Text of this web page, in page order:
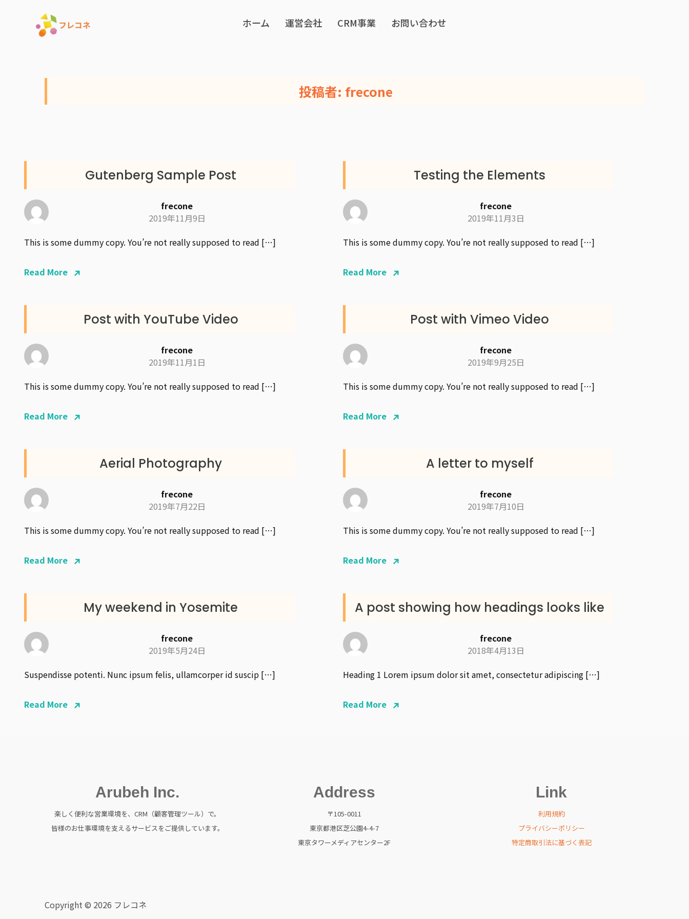
ホーム 運営会社 CRM事業 お問い合わせ
投稿者: frecone
Gutenberg Sample Post
frecone
2019年11月9日
This is some dummy copy. You’re not really supposed to read […]
Read More
Testing the Elements
frecone
2019年11月3日
This is some dummy copy. You’re not really supposed to read […]
Read More
Post with YouTube Video
frecone
2019年11月1日
This is some dummy copy. You’re not really supposed to read […]
Read More
Post with Vimeo Video
frecone
2019年9月25日
This is some dummy copy. You’re not really supposed to read […]
Read More
Aerial Photography
frecone
2019年7月22日
This is some dummy copy. You’re not really supposed to read […]
Read More
A letter to myself
frecone
2019年7月10日
This is some dummy copy. You’re not really supposed to read […]
Read More
My weekend in Yosemite
frecone
2019年5月24日
Suspendisse potenti. Nunc ipsum felis, ullamcorper id suscip […]
Read More
A post showing how headings looks like
frecone
2018年4月13日
Heading 1 Lorem ipsum dolor sit amet, consectetur adipiscing […]
Read More
Arubeh Inc.
楽しく便利な営業環境を、CRM（顧客管理ツール）で。
皆様のお仕事環境を支えるサービスをご提供しています。
Address
〒105-0011
東京都港区芝公園4-4-7
東京タワーメディアセンター2F
Link
利用規約
プライバシーポリシー
特定商取引法に基づく表記
Copyright © 2026 フレコネ